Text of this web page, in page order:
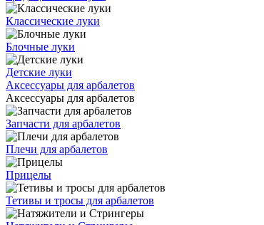
Классические луки
Блочные луки
Детские луки
Аксессуары для арбалетов
Аксессуары для арбалетов
Запчасти для арбалетов
Плечи для арбалетов
Прицелы
Тетивы и тросы для арбалетов